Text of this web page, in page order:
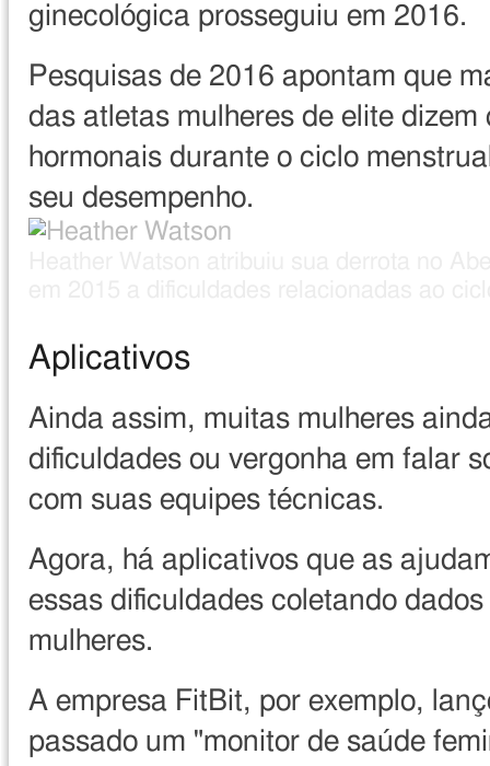
ginecológica prosseguiu em 2016.
Pesquisas de 2016 apontam que
das atletas mulheres de elite dizem
hormonais durante o ciclo
seu desempenho.
Aplicativos
Ainda assim, muitas mulheres
dificuldades ou vergonha em falar
com suas equipes técnicas.
Agora, há aplicativos que as
essas dificuldades coletando
mulheres.
A empresa FitBit, por exemplo,
passado um "monitor de saúde